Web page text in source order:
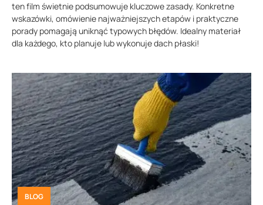
ten film świetnie podsumowuje kluczowe zasady. Konkretne
wskazówki, omówienie najważniejszych etapów i praktyczne
porady pomagają uniknąć typowych błędów. Idealny materiał
dla każdego, kto planuje lub wykonuje dach płaski!
BLOG